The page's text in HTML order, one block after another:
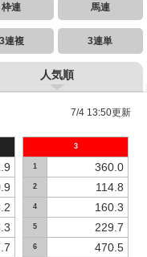
枠連 馬連
3連複 3連単
人気順
7/4 13:50更新
3
1 360.0
2 114.8
4 160.3
5 229.7
6 470.5